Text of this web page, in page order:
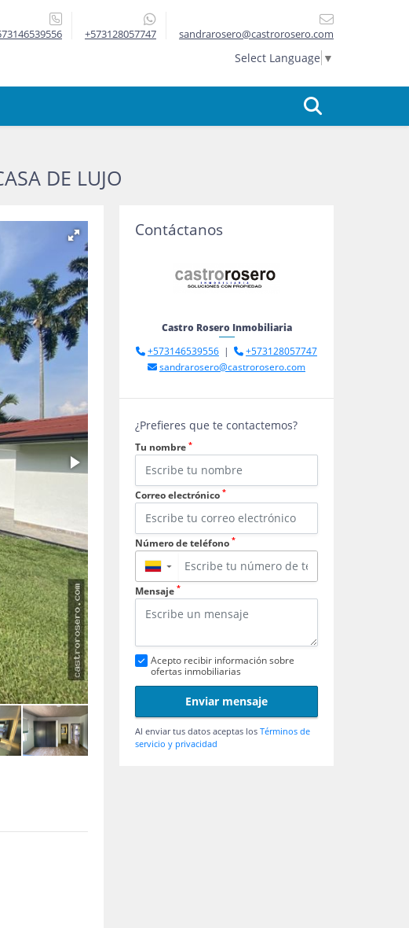
+573128057747 sandrarosero@castrorosero.com
Select Language ▼
DE LUJO
Contáctanos
Castro Rosero Inmobiliaria
+573146539556 |
+573128057747
sandrarosero@castrorosero.com
¿Prefieres que te contactemos?
Tu nombre *
Correo electrónico *
Número de teléfono *
▼
Mensaje *
Acepto recibir información sobre
ofertas inmobiliarias
Enviar mensaje
Al enviar tus datos aceptas los Términos de
servicio y privacidad